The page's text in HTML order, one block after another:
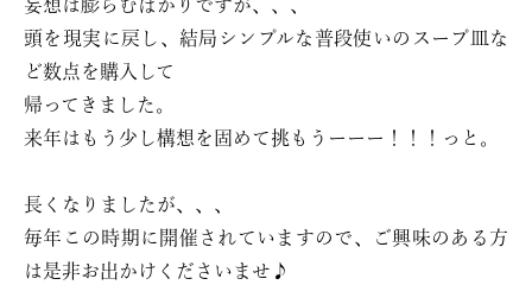
妄想は膨らむばかりですが、、、
頭を現実に戻し、結局シンプルな普段使いのスープ皿な
ど数点を購入して
帰ってきました。
来年はもう少し構想を固めて挑もうーーー！！！っと。
長くなりましたが、、、
毎年この時期に開催されていますので、ご興味のある方
は是非お出かけくださいませ♪